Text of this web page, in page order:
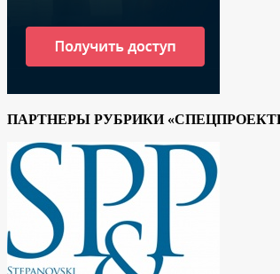
ПАРТНЕРЫ РУБРИКИ